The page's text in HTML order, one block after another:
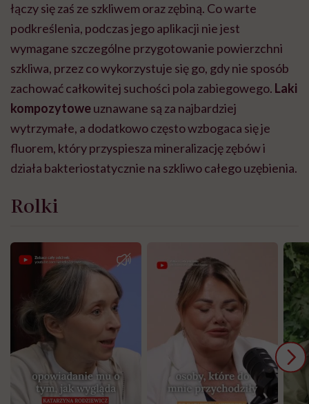
łączy się zaś ze szkliwem oraz zębiną. Co warte
podkreślenia, podczas jego aplikacji nie jest
wymagane szczególne przygotowanie powierzchni
szkliwa, przez co wykorzystuje się go, gdy nie sposób
zachować całkowitej suchości pola zabiegowego. Laki
kompozytoweuznawane są za najbardziej
wytrzymałe, a dodatkowo często wzbogaca się je
fluorem, który przyspiesza mineralizację zębów i
działa bakteriostatycznie na szkliwo całego uzębienia.
Rolki